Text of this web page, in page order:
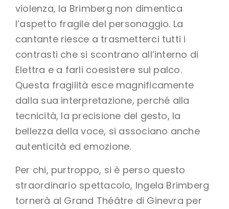
violenza, la Brimberg non dimentica
l’aspetto fragile del personaggio. La
cantante riesce a trasmetterci tutti i
contrasti che si scontrano all’interno di
Elettra e a farli coesistere sul palco.
Questa fragilità esce magnificamente
dalla sua interpretazione, perché alla
tecnicità, la precisione del gesto, la
bellezza della voce, si associano anche
autenticità ed emozione.
Per chi, purtroppo, si è perso questo
straordinario spettacolo, Ingela Brimberg
tornerà al Grand Théâtre di Ginevra per